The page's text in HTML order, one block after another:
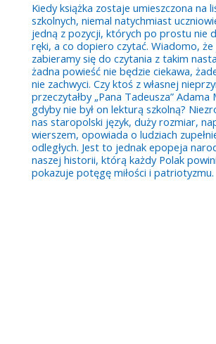
Kiedy książka zostaje umieszczona na
szkolnych, niemal natychmiast
jedną z pozycji, których po prostu nie
ręki, a co dopiero czytać. Wiadomo, że
zabieramy się do czytania z takim
żadna powieść nie będzie ciekawa,
nie zachwyci. Czy ktoś z własnej
przeczytałby „Pana Tadeusza” Adama
gdyby nie był on lekturą szkolną?
nas staropolski język, duży rozmiar,
wierszem, opowiada o ludziach
odległych. Jest to jednak epopeja
naszej historii, którą każdy Polak
pokazuje potęgę miłości i patriotyzmu.